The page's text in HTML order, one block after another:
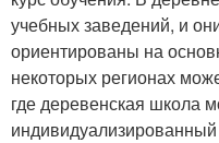
учебных заведений, и
ориентированы на
некоторых регионах
где деревенская школа